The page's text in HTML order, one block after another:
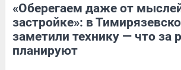
«Оберегаем даже от
застройке»: в
заметили технику — что за
планируют